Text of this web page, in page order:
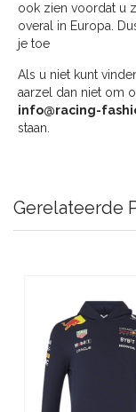
ook zien voordat u
overal in Europa.
je toe
Als u niet kunt
aarzel dan niet om
info@racing-
staan.
Gerelateerde